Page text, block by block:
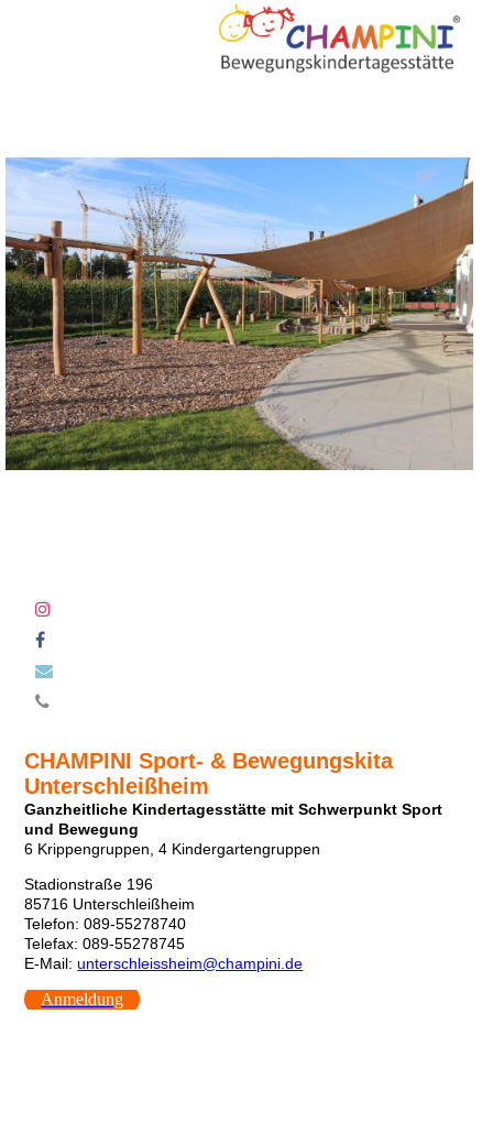
CHAMPINI Sport- & Bewegungskita
Unterschleißheim
Ganzheitliche Kindertagesstätte mit Schwerpunkt Sport
und Bewegung
6 Krippengruppen, 4 Kindergartengruppen
Stadionstraße 196
85716 Unterschleißheim
Telefon: 089-55278740
Telefax: 089-55278745
E-Mail:unterschleissheim@champini.de
Anmeldung